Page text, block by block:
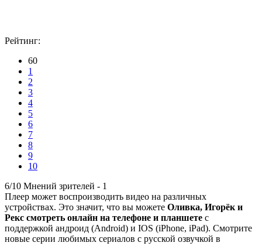
Рейтинг:
60
1
2
3
4
5
6
7
8
9
10
6/10 Мнений зрителей - 1
Плеер может воспроизводить видео на различных
устройствах. Это значит, что вы можете Оливка, Игорёк и
Рекс смотреть онлайн на телефоне и планшете с
поддержкой андроид (Android) и IOS (iPhone, iPad). Смотрите
новые серии любимых сериалов с русской озвучкой в